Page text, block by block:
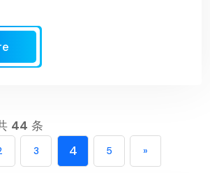
44 条
3 4 5 »